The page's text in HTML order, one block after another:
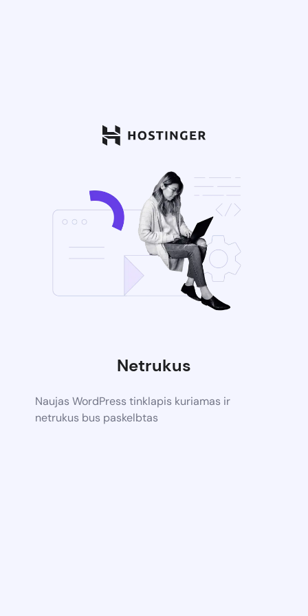
Netrukus
Naujas WordPress tinklapis kuriamas ir
netrukus bus paskelbtas